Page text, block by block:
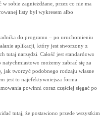
sobie zagnieżdżane, przez co nie ma
listy był wykresem albo
do programu – po uruchomieniu
aplikacji, który jest stworzony z
tutaj narzędzi. Całość jest standardowo
możemy zabrać się za
jak tworzyć podobnego rodzaju własne
jest to najefektywniejsza forma
powinni coraz częściej sięgać po
tutaj, że postawiono przede wszystkim